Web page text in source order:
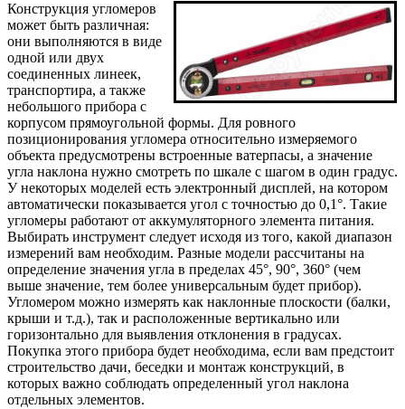
Конструкция угломеров
может быть различная:
они выполняются в виде
одной или двух
соединенных линеек,
транспортира, а также
небольшого прибора с
корпусом прямоугольной формы. Для ровного
позиционирования угломера относительно измеряемого
объекта предусмотрены встроенные ватерпасы, а значение
угла наклона нужно смотреть по шкале с шагом в один градус.
У некоторых моделей есть электронный дисплей, на котором
автоматически показывается угол с точностью до 0,1°. Такие
угломеры работают от аккумуляторного элемента питания.
Выбирать инструмент следует исходя из того, какой диапазон
измерений вам необходим. Разные модели рассчитаны на
определение значения угла в пределах 45°, 90°, 360° (чем
выше значение, тем более универсальным будет прибор).
Угломером можно измерять как наклонные плоскости (балки,
крыши и т.д.), так и расположенные вертикально или
горизонтально для выявления отклонения в градусах.
Покупка этого прибора будет необходима, если вам предстоит
строительство дачи, беседки и монтаж конструкций, в
которых важно соблюдать определенный угол наклона
отдельных элементов.